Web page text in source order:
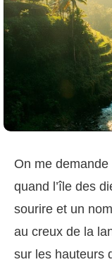
On me
quand l’île des
sourire et un
au creux de la
sur les hauteurs